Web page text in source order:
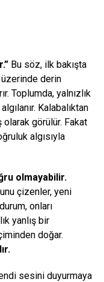
Bu söz, ilk bakışta
derin
Toplumda, yalnızlık
Kalabalıktan
görülür. Fakat
algısıyla
olmayabilir.
çizenler, yeni
onları
yanlış bir
doğar.
sesini duyurmaya